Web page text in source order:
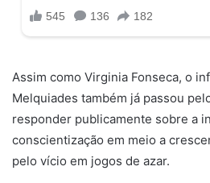
Assim como Virginia Fonseca, o
Melquiades também já passou
responder publicamente sobre a
conscientização em meio a
pelo vício em jogos de azar.